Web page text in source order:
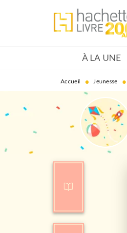
MENU
À LA UNE
Accueil • Jeunesse •